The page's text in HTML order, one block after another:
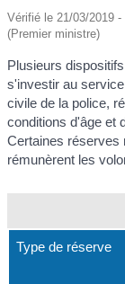
Vérifié le 21/03/2019
(Premier ministre)
Plusieurs
s'investir au
civile de la police,
conditions d'âge et
Certaines réserves
rémunèrent les
Type de réserve